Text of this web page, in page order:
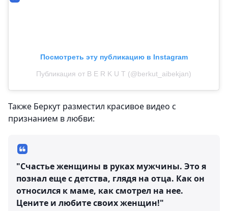
Посмотреть эту публикацию в Instagram
Публикация от B E R K U T (@berkut_aibekjan)
Также Беркут разместил красивое видео с
признанием в любви:
"Счастье женщины в руках мужчины. Это я
познал еще с детства, глядя на отца. Как он
относился к маме, как смотрел на нее.
Цените и любите своих женщин!"